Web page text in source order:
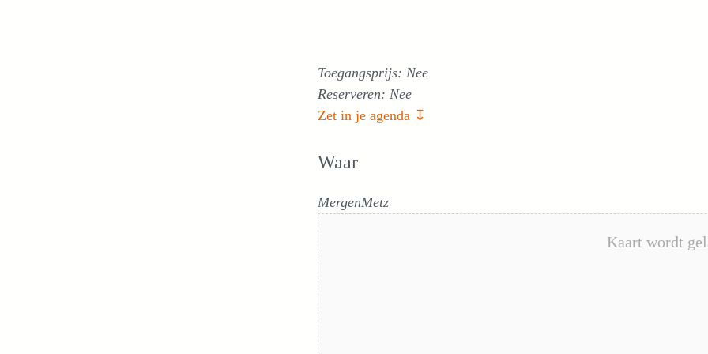
Toegangsprijs: Nee
Reserveren: Nee
Zet in je agenda ↧
Waar
MergenMetz
Kaart wordt